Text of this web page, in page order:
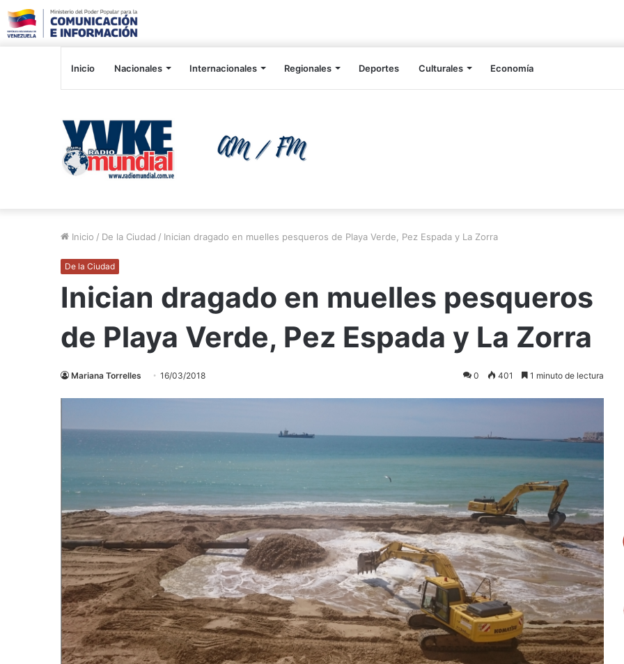
Inicio Nacionales Internacionales Regionales Deportes Culturales Economía
Inicio / De la Ciudad / Inician dragado en muelles pesqueros de Playa Verde, Pez Espada y La Zorra
De la Ciudad
Inician dragado en muelles pesqueros
de Playa Verde, Pez Espada y La Zorra
Mariana Torrelles 16/03/2018 0 401 1 minuto de lectura